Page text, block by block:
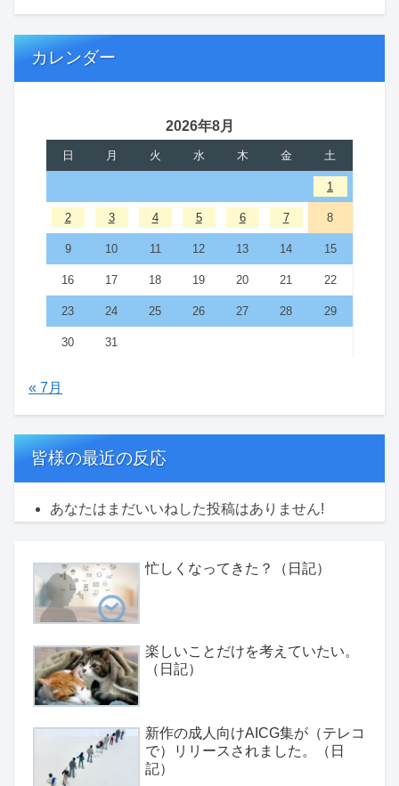
カレンダー
2026年8月
日 月 火 水 木 金 土
1
2 3 4 5 6 7 8
9 10 11 12 13 14 15
16 17 18 19 20 21 22
23 24 25 26 27 28 29
30 31
« 7月
皆様の最近の反応
あなたはまだいいねした投稿はありません!
忙しくなってきた？（日記）
楽しいことだけを考えていたい。
（日記）
新作の成人向けAICG集が（テレコ
で）リリースされました。（日
記）